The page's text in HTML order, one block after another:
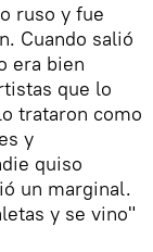
ruso y fue
Cuando salió
era bien
que lo
trataron como
y
quiso
un marginal.
y se vino"